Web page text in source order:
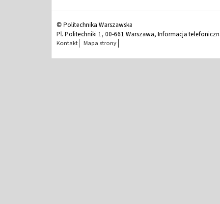
© Politechnika Warszawska
Pl. Politechniki 1, 00-661 Warszawa, Informacja
Kontakt Mapa strony